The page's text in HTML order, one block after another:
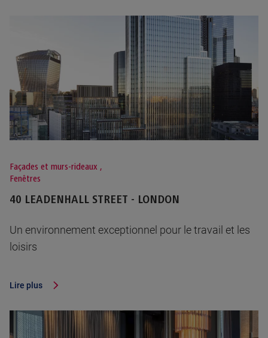
Façades et murs-rideaux ,
Fenêtres
40 LEADENHALL STREET - LONDON
Un environnement exceptionnel pour le travail et les
loisirs
Lire plus